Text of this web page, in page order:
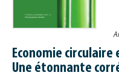
Economie circulaire
Une étonnante